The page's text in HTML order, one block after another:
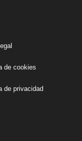
de cookies
de privacidad